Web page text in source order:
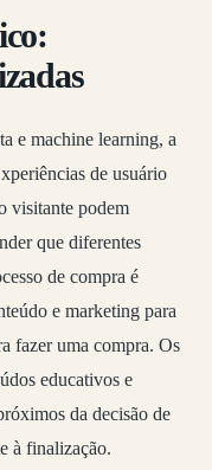
e machine learning, a
de usuário
visitante podem
que diferentes
de compra é
e marketing para
fazer uma compra. Os
educativos e
da decisão de
à finalização.